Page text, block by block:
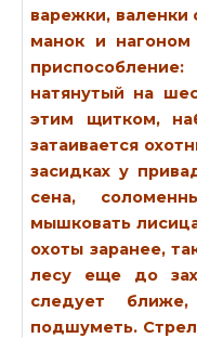
варежки, валенки
манок и
натянутый на
этим щитком,
затаивается
засидках у
сена,
мышковать
охоты заранее,
лесу еще до
следует
подшуметь.